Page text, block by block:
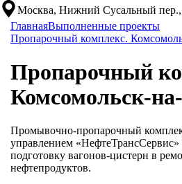
Москва, Нижний Сусальный пер.,
ГлавнаяВыполненные проекты
Пропарочный комплекс.
Пропарочный
Комсомольск-
Промывочно-пропарочный
управлением «НефтеТрансСервис»
подготовку вагонов-цистерн в
нефтепродуктов.